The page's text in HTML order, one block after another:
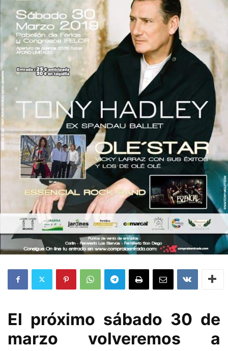
El próximo sábado 30 de
marzo volveremos a